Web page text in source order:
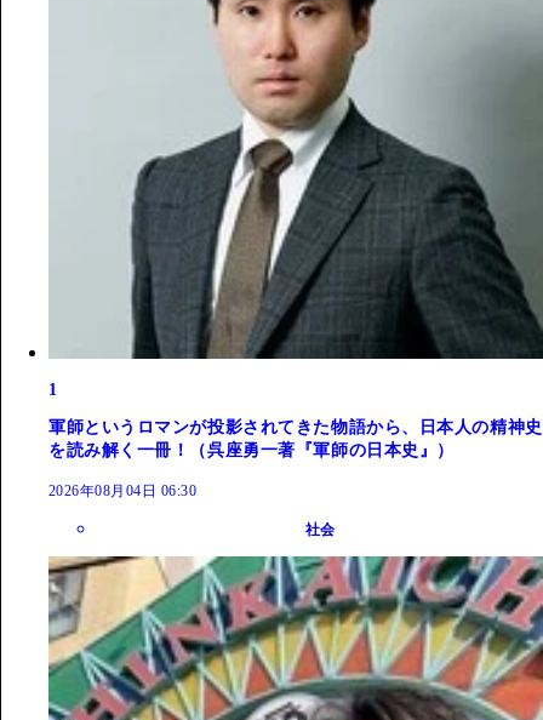
1
軍師というロマンが投影されてきた物語から、日本人の精神史
を読み解く一冊！（呉座勇一著『軍師の日本史』）
2026年08月04日 06:30
社会